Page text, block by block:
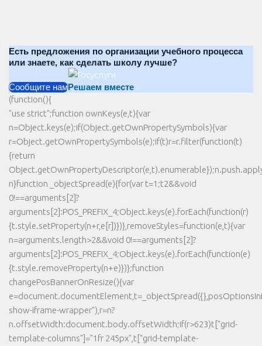
Есть предложения по организации учебного процесса
или знаете, как сделать школу лучше?
Сообщите намРешаем вместе
(function(){
"use strict";function ownKeys(e,t){var
n=Object.keys(e);if(Object.getOwnPropertySymbols){var
r=Object.getOwnPropertySymbols(e);if(t)r=r.filter(function(t)
{return
n}function _objectSpread(e){for(var t=1;t2&&void
0!==arguments[2]?
arguments[2]:POS_PREFIX_4;Object.keys(e).forEach(function(r)
{t.style.setProperty(n+r,e[r])})},removeStyles=function(e,t){var
n=arguments.length>2&&void 0!==arguments[2]?
arguments[2]:POS_PREFIX_4;Object.keys(e).forEach(function(e)
{t.style.removeProperty(n+e)})};function
changePosBannerOnResize(){var
show-iframe-wrapper"),r=n?
n.offsetWidth:document.body.offsetWidth;if(r>623)t["grid-
template-columns"]="1fr 245px",t["grid-template-